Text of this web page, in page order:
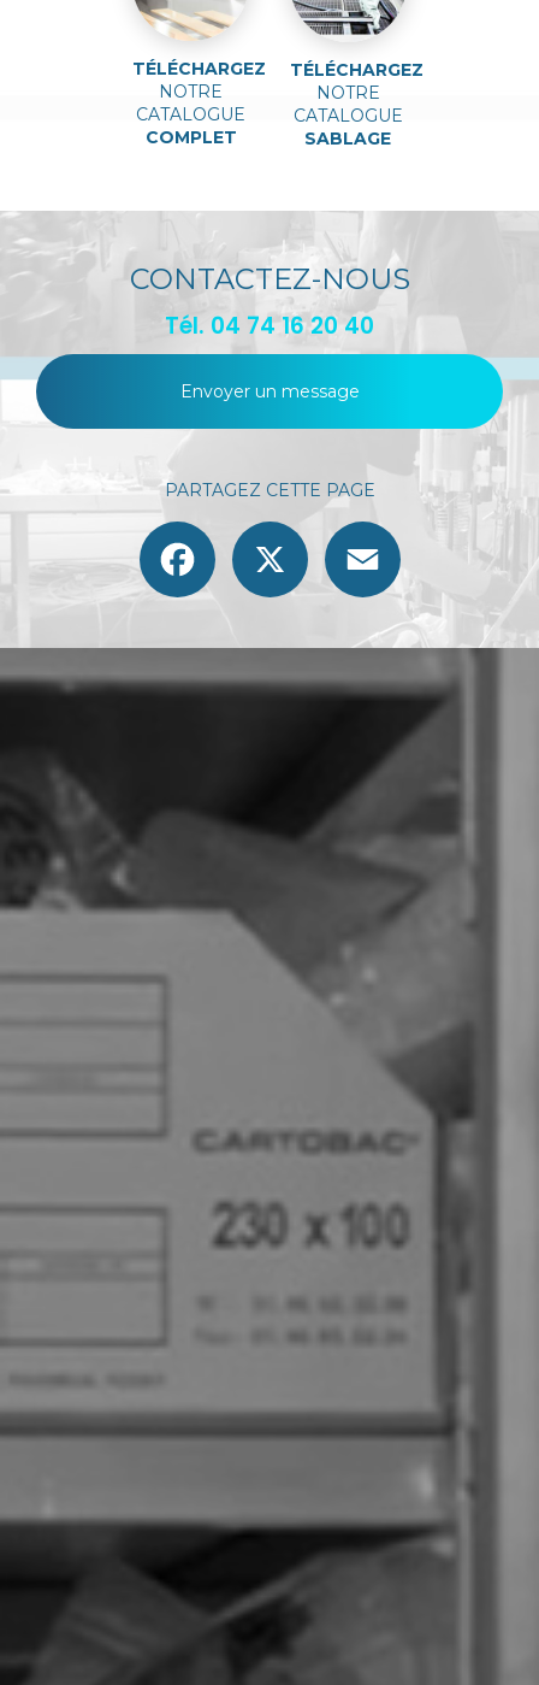
TÉLÉCHARGEZ
NOTRE
CATALOGUE
COMPLET
TÉLÉCHARGEZ
NOTRE
CATALOGUE
SABLAGE
CONTACTEZ-NOUS
Tél. 04 74 16 20 40
Envoyer un message
PARTAGEZ CETTE PAGE
Facebook